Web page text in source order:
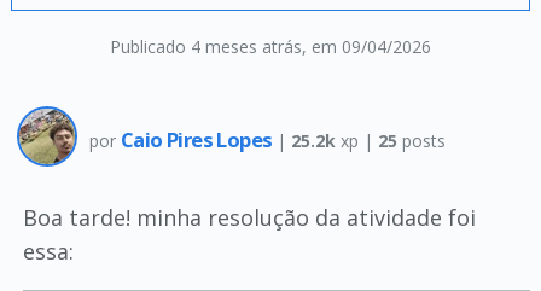
Publicado 4 meses atrás, em 09/04/2026
por Caio Pires Lopes | 25.2k xp | 25 posts
Boa tarde! minha resolução da atividade foi
essa: